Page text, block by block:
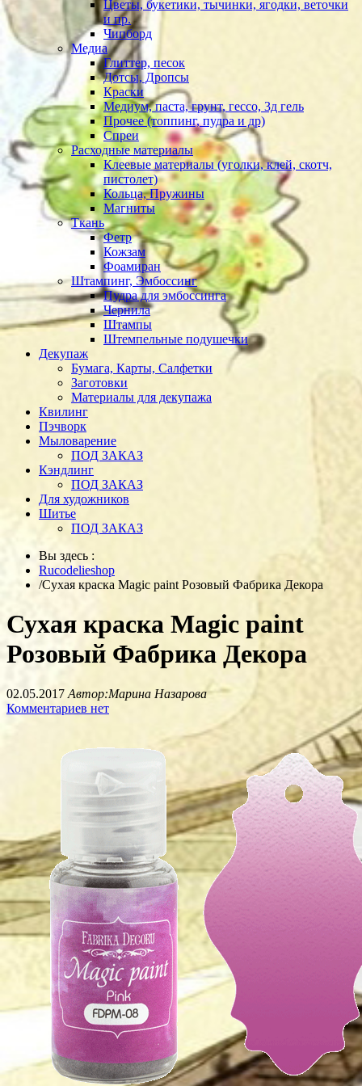
Цветы, букетики, тычинки, ягодки, веточки
и пр.
Чипборд
Медиа
Глиттер, песок
Дотсы, Дропсы
Краски
Медиум, паста, грунт, гессо, 3д гель
Прочее (топпинг, пудра и др)
Спреи
Расходные материалы
Клеевые материалы (уголки, клей, скотч,
пистолет)
Кольца, Пружины
Магниты
Ткань
Фетр
Кожзам
Фоамиран
Штампинг, Эмбоссинг
Пудра для эмбоссинга
Чернила
Штампы
Штемпельные подушечки
Декупаж
Бумага, Карты, Салфетки
Заготовки
Материалы для декупажа
Квилинг
Пэчворк
Мыловарение
ПОД ЗАКАЗ
Кэндлинг
ПОД ЗАКАЗ
Для художников
Шитье
ПОД ЗАКАЗ
Вы здесь :
Rucodelieshop
/Сухая краска Magic paint Розовый Фабрика Декора
Сухая краска Magic paint
Розовый Фабрика Декора
02.05.2017 Автор:Марина Назарова
Комментариев нет